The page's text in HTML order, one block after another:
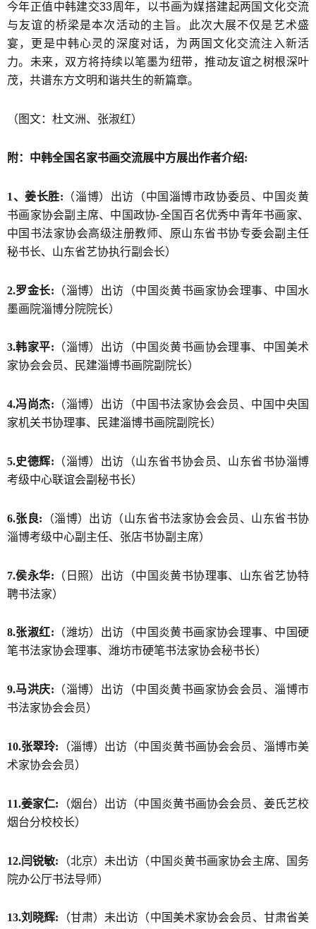
今年正值中韩建交33周年，以书画为媒搭建起两国文化交流
与友谊的桥梁是本次活动的主旨。此次大展不仅是艺术盛
宴，更是中韩心灵的深度对话，为两国文化交流注入新活
力。未来，双方将持续以笔墨为纽带，推动友谊之树根深叶
茂，共谱东方文明和谐共生的新篇章。
（图文：杜文洲、张淑红）
附：中韩全国名家书画交流展中方展出作者介绍:
1、姜长胜: （淄博）出访（中国淄博市政协委员、中国炎黄
书画家协会副主席、中国政协-全国百名优秀中青年书画家、
中国书法家协会高级注册教师、原山东省书协专委会副主任
秘书长、山东省艺协执行副会长）
2.罗金长: （淄博）出访（中国炎黄书画家协会理事、中国水
墨画院淄博分院院长）
3.韩家平: （淄博）出访（中国炎黄书画协会理事、中国美术
家协会会员、民建淄博书画院副院长）
4.冯尚杰: （淄博）出访（中国书法家协会会员、中国中央国
家机关书协理事、民建淄博书画院副院长）
5.史德辉: （淄博）出访（山东省书协会员、山东省书协淄博
考级中心联谊会副秘书长）
6.张良: （淄博）出访（山东省书法家协会会员、山东省书协
淄博考级中心副主任、张店书协副主席）
7.侯永华: （日照）出访（中国炎黄书协理事、山东省艺协特
聘书法家）
8.张淑红: （潍坊）出访（中国炎黄书画家协会理事、中国硬
笔书法家协会理事、潍坊市硬笔书法家协会秘书长）
9.马洪庆: （淄博）出访（中国炎黄书画家协会会员、淄博市
书法家协会会员）
10.张翠玲: （淄博）出访（中国炎黄书画协会会员、淄博市美
术家协会会员）
11.姜家仁: （烟台）出访（中国炎黄书画协会会员、姜氏艺校
烟台分校校长）
12.闫锐敏: （北京）未出访（中国炎黄书画家协会主席、国务
院办公厅书法导师）
13.刘晓辉: （甘肃）未出访（中国美术家协会会员、甘肃省美